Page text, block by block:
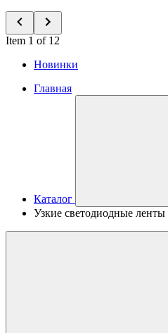
Item 1 of 12
Новинки
Главная
Каталог
Узкие светодиодные ленты